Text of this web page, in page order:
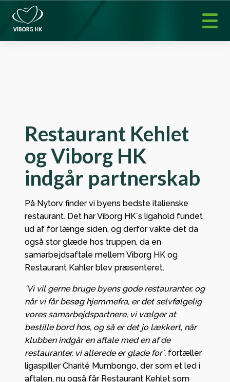
Restaurant Kehlet
og Viborg HK
indgår partnerskab
På Nytorv finder vi byens bedste italienske
restaurant. Det har Viborg HK´s ligahold fundet
ud af for længe siden, og derfor vakte det da
også stor glæde hos truppen, da en
samarbejdsaftale mellem Viborg HK og
Restaurant Kahler blev præsenteret.
´Vi vil gerne bruge byens gode restauranter, og
når vi får besøg hjemmefra, er det selvfølgelig
vores samarbejdspartnere, vi vælger at
bestille bord hos, og så er det jo lækkert, når
klubben indgår en aftale med en af de
restauranter, vi allerede er glade for´, fortæller
ligaspiller Charité Mumbongo, der som et led i
aftalen, nu også får Restaurant Kehlet som